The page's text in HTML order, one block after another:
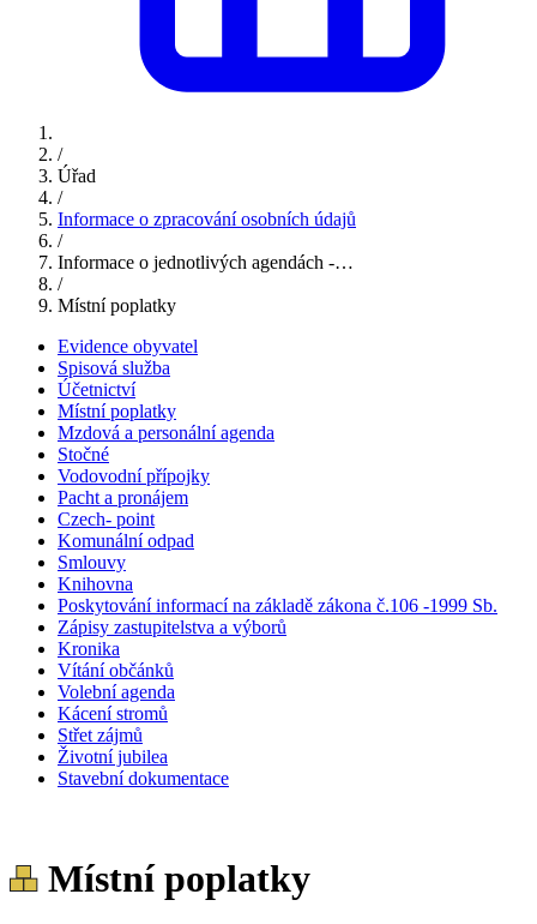
/
Úřad
/
Informace o zpracování osobních údajů
/
Informace o jednotlivých agendách -…
/
Místní poplatky
Evidence obyvatel
Spisová služba
Účetnictví
Místní poplatky
Mzdová a personální agenda
Stočné
Vodovodní přípojky
Pacht a pronájem
Czech- point
Komunální odpad
Smlouvy
Knihovna
Poskytování informací na základě zákona č.106 -1999 Sb.
Zápisy zastupitelstva a výborů
Kronika
Vítání občánků
Volební agenda
Kácení stromů
Střet zájmů
Životní jubilea
Stavební dokumentace
Místní poplatky